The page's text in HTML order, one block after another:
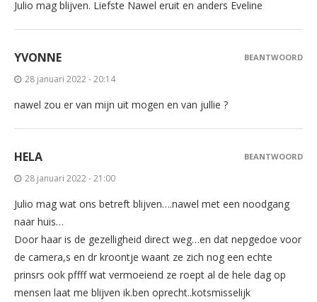
Julio mag blijven. Liefste Nawel eruit en anders Eveline
YVONNE
28 januari 2022 - 20:14
nawel zou er van mijn uit mogen en van jullie ?
BEANTWOORD
HELA
28 januari 2022 - 21:00
Julio mag wat ons betreft blijven….nawel met een noodgang
naar huis…
Door haar is de gezelligheid direct weg…en dat nepgedoe voor
de camera,s en dr kroontje waant ze zich nog een echte
prinsrs ook pffff wat vermoeiend ze roept al de hele dag op
mensen laat me blijven ik.ben oprecht..kotsmisselijk
BEANTWOORD